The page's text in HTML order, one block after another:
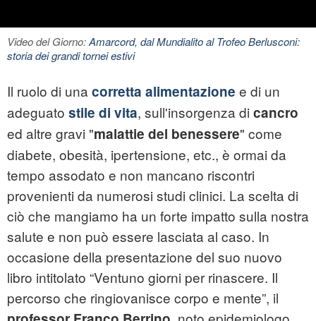
Video del Giorno:Amarcord, dal Mundialito al Trofeo Berlusconi:
storia dei grandi tornei estivi
Il ruolo di una corretta alimentazione e di un
adeguato stile di vita, sull'insorgenza di cancro
ed altre gravi "malattie del benessere" come
diabete, obesità, ipertensione, etc., è ormai da
tempo assodato e non mancano riscontri
provenienti da numerosi studi clinici. La scelta di
ciò che mangiamo ha un forte impatto sulla nostra
salute e non può essere lasciata al caso. In
occasione della presentazione del suo nuovo
libro intitolato “Ventuno giorni per rinascere. Il
percorso che ringiovanisce corpo e mente”, il